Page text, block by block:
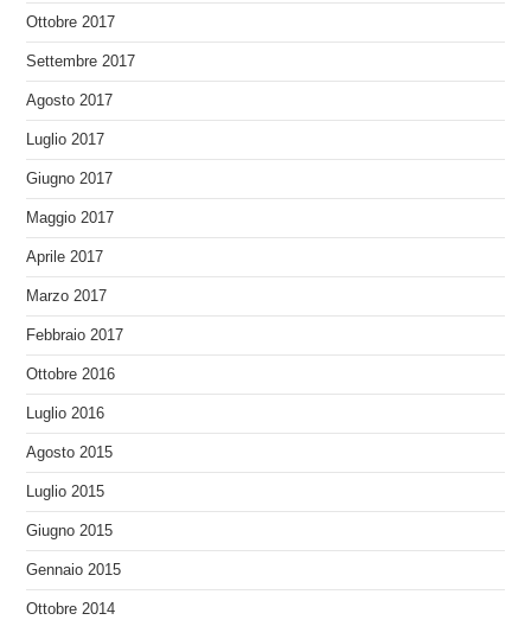
Ottobre 2017
Settembre 2017
Agosto 2017
Luglio 2017
Giugno 2017
Maggio 2017
Aprile 2017
Marzo 2017
Febbraio 2017
Ottobre 2016
Luglio 2016
Agosto 2015
Luglio 2015
Giugno 2015
Gennaio 2015
Ottobre 2014